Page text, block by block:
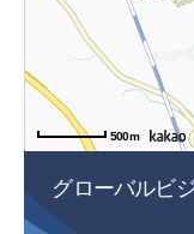
500m
グローバルビ